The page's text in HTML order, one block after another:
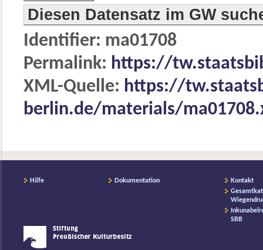
Diesen Datensatz im GW
Identifier: ma01708
Permalink: https://
XML-Quelle: https://
berlin.de/materials/
Hilfe Dokumentation
Kontakt
SBB